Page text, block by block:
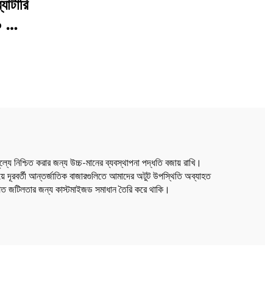
করার জন্য উচ্চ-মানের ব্যবস্থাপনা পদ্ধতি বজায় রাখি।
দূরবর্তী আন্তর্জাতিক বাজারগুলিতে আমাদের অটুট উপস্থিতি অব্যাহত
জটিলতার জন্য কাস্টমাইজড সমাধান তৈরি করে থাকি।